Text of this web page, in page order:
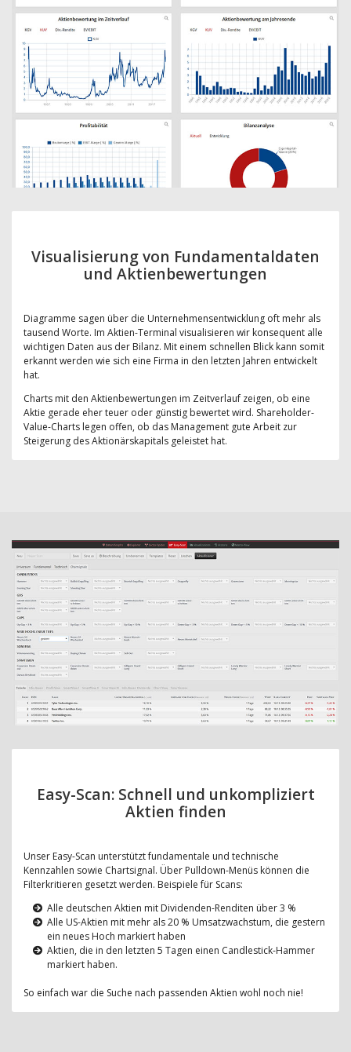
Visualisierung von Fundamentaldaten
und Aktienbewertungen
Diagramme sagen über die Unternehmensentwicklung oft mehr als
tausend Worte. Im Aktien-Terminal visualisieren wir konsequent alle
wichtigen Daten aus der Bilanz. Mit einem schnellen Blick kann somit
erkannt werden wie sich eine Firma in den letzten Jahren entwickelt
hat.
Charts mit den Aktienbewertungen im Zeitverlauf zeigen, ob eine
Aktie gerade eher teuer oder günstig bewertet wird. Shareholder-
Value-Charts legen offen, ob das Management gute Arbeit zur
Steigerung des Aktionärskapitals geleistet hat.
Easy-Scan: Schnell und unkompliziert
Aktien finden
Unser Easy-Scan unterstützt fundamentale und technische
Kennzahlen sowie Chartsignal. Über Pulldown-Menüs können die
Filterkritieren gesetzt werden. Beispiele für Scans:
Alle deutschen Aktien mit Dividenden-Renditen über 3 %
Alle US-Aktien mit mehr als 20 % Umsatzwachstum, die gestern
ein neues Hoch markiert haben
Aktien, die in den letzten 5 Tagen einen Candlestick-Hammer
markiert haben.
So einfach war die Suche nach passenden Aktien wohl noch nie!